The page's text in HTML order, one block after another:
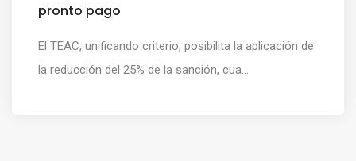
pronto pago
El TEAC, unificando criterio, posibilita la aplicación de
la reducción del 25% de la sanción, cua...